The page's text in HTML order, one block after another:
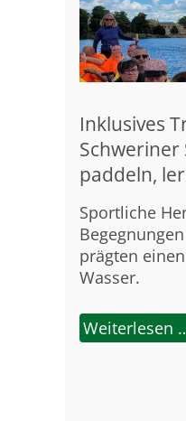
Inklusives
Schweriner
paddeln,
Sportliche
prägten
Wasser.
Weiterlesen